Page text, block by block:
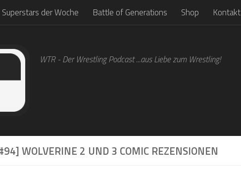
Superstars der Woche Battle of Generations Shop Kontakt
WTR - Der Wrestling Podcast ...aus Liebe zum Wrestling!
WOLVERINE 2 UND 3 COMIC REZENSIONEN